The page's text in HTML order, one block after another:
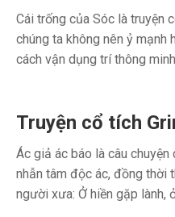
Cái trống của Sóc là truyện
chúng ta không nên ỷ mạnh
cách vận dụng trí thông
Truyện cổ tích
Ác giả ác báo là câu
nhẫn tâm độc ác, đồng thời
người xưa: Ở hiền gặp lành,